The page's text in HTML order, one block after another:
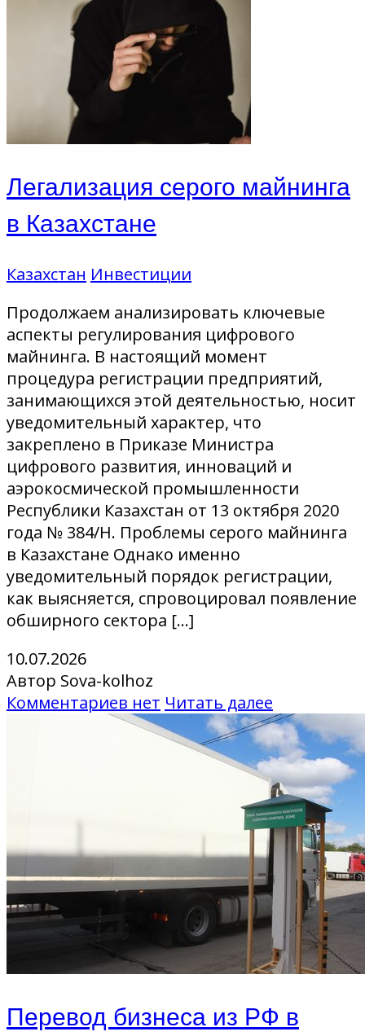
Легализация серого майнинга
в Казахстане
Казахстан Инвестиции
Продолжаем анализировать ключевые
аспекты регулирования цифрового
майнинга. В настоящий момент
процедура регистрации предприятий,
занимающихся этой деятельностью, носит
уведомительный характер, что
закреплено в Приказе Министра
цифрового развития, инноваций и
аэрокосмической промышленности
Республики Казахстан от 13 октября 2020
года № 384/НҚ. Проблемы серого майнинга
в Казахстане Однако именно
уведомительный порядок регистрации,
как выясняется, спровоцировал появление
обширного сектора […]
10.07.2026
Автор Sova-kolhoz
Комментариев нет Читать далее
Перевод бизнеса из РФ в